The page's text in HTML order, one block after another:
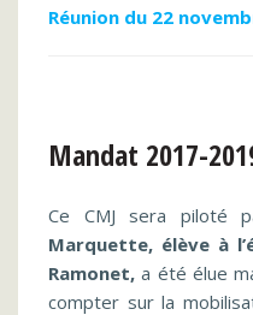
Réunion du 22
Mandat 2017-
Ce CMJ sera piloté
Marquette, élève à
Ramonet, a été élue
compter sur la